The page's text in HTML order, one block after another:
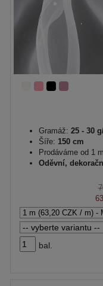
Gramáž: 25 - 30
Šíře: 150 cm
Prodáváme od 1 m
Oděvní,
bal.